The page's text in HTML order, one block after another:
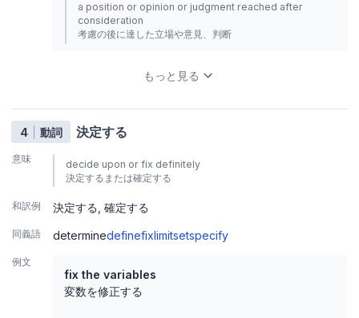
a position or opinion or judgment reached after
consideration
考慮の後に達した立場や意見、判断
もっと見る
4 動詞 決定する
意味
decide upon or fix definitely
決定するまたは確定する
和訳例 決定する 確定する
同義語 determinedefinefixlimitsetspecify
例文
fix the variables
変数を修正する